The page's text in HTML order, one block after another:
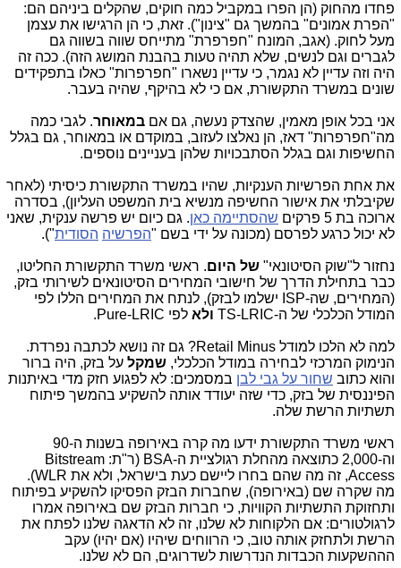
פחדו מהחוק (הן הפרו במקביל כמה חוקים, שהקלים ביניהם הם:
"הפרת אמונים" בהמשך גם "צינון"). זאת, כי הן הרגישו את עצמן
מעל לחוק. (אגב, המונח "חפרפרת" מתייחס שווה בשווה גם
לגברים וגם לנשים, שלא תהיה טעות בהבנת המושג הזה). ככה זה
היה וזה עדיין לא נגמר, כי עדיין נשארו "חפרפרות" כאלו בתפקידים
שונים במשרד התקשורת, אם כי לא בהיקף, שהיה בעבר.
אני בכל אופן מאמין, שהצדק נעשה, גם אם במאוחר. לגבי כמה
מה"חפרפרות" דאז, הן נאלצו לעזוב, במוקדם או במאוחר, גם בגלל
החשיפות וגם בגלל הסתבכויות שלהן בעניינים נוספים.
את אחת הפרשיות הענקיות, שהיו במשרד התקשורת כיסיתי (לאחר
שקיבלתי את אישור החשיפה מנשיא בית המשפט העליון), בסדרה
ארוכה בת 5 פרקים
שהסתיימה כאן. גם כיום יש פרשה ענקית, שאני
לא יכול כרגע לפרסם (מכונה על ידי בשם "הפרשיה הסודית").
נחזור ל"שוק הסיטונאי" של היום. ראשי משרד התקשורת החליטו,
כבר בתחילת הדרך של חישובי המחירים הסיטונאים לשירותי בזק,
(המחירים, שה-ISP ישלמו לבזק), לנתח את המחירים הללו לפי
המודל הכלכלי של ה-TS-LRIC
ולא לפי Pure-LRIC.
למה לא הלכו למודל Retail Minus? גם זה נושא לכתבה נפרדת.
הנימוק המרכזי לבחירה במודל הכלכלי, שמקל על בזק, היה ברור
והוא כתוב שחור על גבי לבן במסמכים: לא לפגוע חזק מדי באיתנות
הפיננסית של בזק, כדי שזה יעודד אותה להשקיע בהמשך פיתוח
תשתיות הרשת שלה.
ראשי משרד התקשורת ידעו מה קרה באירופה בשנות ה-90
וה-2,000 כתוצאה מהחלת רגולציית ה-BSA (ר"ת:
Bitstream
Access,
זה מה שהם בחרו ליישם כעת בישראל, ולא את WLR).
מה שקרה שם (באירופה), שחברות הבזק הפסיקו להשקיע בפיתוח
ותחזוקת התשתיות הקוויות, כי חברות הבזק שם באירופה אמרו
לרגולטורים: אם הלקוחות לא שלנו, זה לא הדאגה שלנו לפתח את
הרשת ולתחזק אותה טוב, כי הרווחים שיהיו (אם יהיו) עקב
הההשקעות הכבדות הנדרשות לשדרוגים, הם לא שלנו.